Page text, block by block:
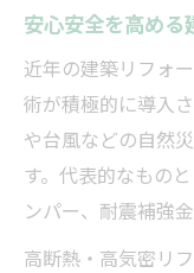
安心安全を高める
近年の建築リフォ
術が積極的に導入
や台風などの自然
す。代表的なもの
ンパー、耐震補強
高断熱・高気密リ